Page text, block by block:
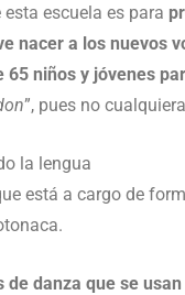
escuela es para
nacer a los nuevos
65 niños y jóvenes
”, pues no
la lengua
está a cargo de
danza que se